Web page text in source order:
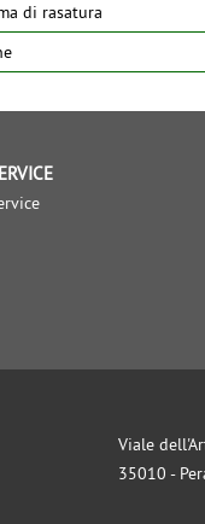
di rasatura
Viale
35010 -